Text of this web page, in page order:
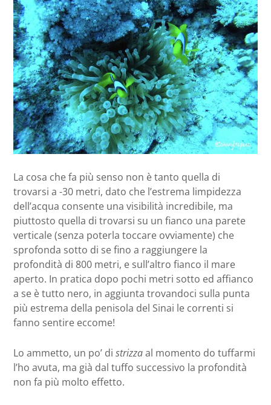
La cosa che fa più senso non è tanto quella di
trovarsi a -30 metri, dato che l’estrema limpidezza
dell’acqua consente una visibilità incredibile, ma
piuttosto quella di trovarsi su un fianco una parete
verticale (senza poterla toccare ovviamente) che
sprofonda sotto di se fino a raggiungere la
profondità di 800 metri, e sull’altro fianco il mare
aperto. In pratica dopo pochi metri sotto ed affianco
a se è tutto nero, in aggiunta trovandoci sulla punta
più estrema della penisola del Sinai le correnti si
fanno sentire eccome!
Lo ammetto, un po’ di strizzaal momento do tuffarmi
l’ho avuta, ma già dal tuffo successivo la profondità
non fa più molto effetto.